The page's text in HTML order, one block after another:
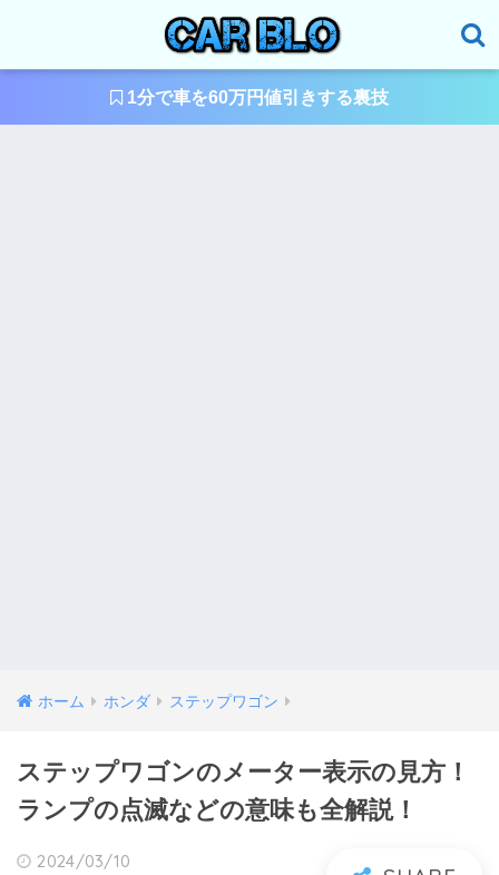
1分で車を60万円値引きする裏技
ホーム ホンダ ステップワゴン
ステップワゴンのメーター表示の見方！
ランプの点滅などの意味も全解説！
2024/03/10